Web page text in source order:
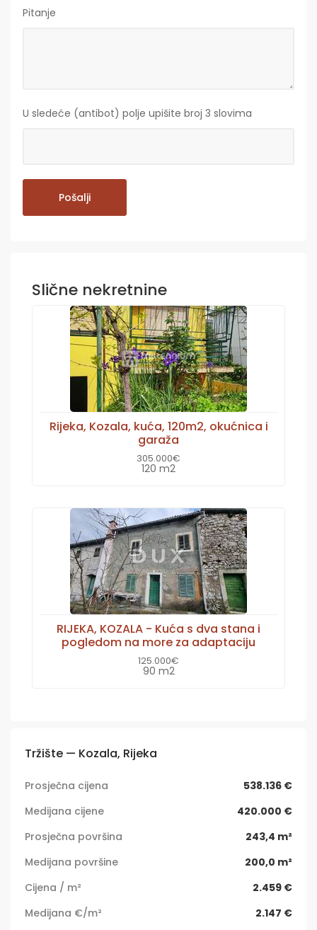
Pitanje
U sledeće (antibot) polje upišite broj 3 slovima
Slične nekretnine
Rijeka, Kozala, kuća, 120m2, okućnica i
garaža
305.000€
120 m2
RIJEKA, KOZALA - Kuća s dva stana i
pogledom na more za adaptaciju
125.000€
90 m2
Tržište — Kozala, Rijeka
Prosječna cijena
538.136 €
Medijana cijene
420.000 €
Prosječna površina
243,4 m²
Medijana površine
200,0 m²
Cijena / m²
2.459 €
Medijana €/m²
2.147 €